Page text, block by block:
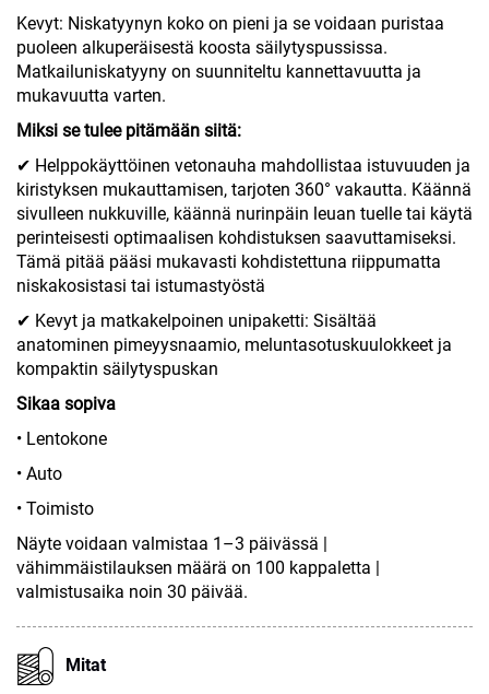
Kevyt: Niskatyynyn koko on pieni ja se voidaan puristaa
puoleen alkuperäisestä koosta säilytyspussissa.
Matkailuniskatyyny on suunniteltu kannettavuutta ja
mukavuutta varten.
Miksi se tulee pitämään siitä:
✔ Helppokäyttöinen vetonauha mahdollistaa istuvuuden ja
kiristyksen mukauttamisen, tarjoten 360° vakautta. Käännä
sivulleen nukkuville, käännä nurinpäin leuan tuelle tai käytä
perinteisesti optimaalisen kohdistuksen saavuttamiseksi.
Tämä pitää pääsi mukavasti kohdistettuna riippumatta
niskakosistasi tai istumastyöstä
✔ Kevyt ja matkakelpoinen unipaketti: Sisältää
anatominen pimeyysnaamio, meluntasotuskuulokkeet ja
kompaktin säilytyspuskan
Sikaa sopiva
• Lentokone
• Auto
• Toimisto
Näyte voidaan valmistaa 1–3 päivässä |
vähimmäistilauksen määrä on 100 kappaletta |
valmistusaika noin 30 päivää.
Mitat